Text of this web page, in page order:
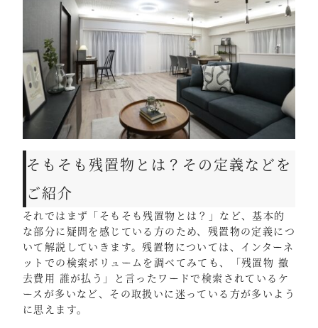
そもそも残置物とは？その定義などを
ご紹介
それではまず「そもそも残置物とは？」など、基本的
な部分に疑問を感じている方のため、残置物の定義につ
いて解説していきます。残置物については、インターネ
ットでの検索ボリュームを調べてみても、「残置物 撤
去費用 誰が払う」と言ったワードで検索されているケ
ースが多いなど、その取扱いに迷っている方が多いよう
に思えます。